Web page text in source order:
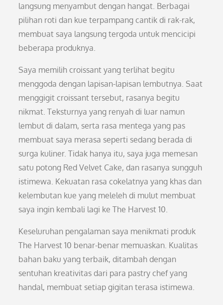
langsung menyambut dengan hangat. Berbagai
pilihan roti dan kue terpampang cantik di rak-rak,
membuat saya langsung tergoda untuk mencicipi
beberapa produknya.
Saya memilih croissant yang terlihat begitu
menggoda dengan lapisan-lapisan lembutnya. Saat
menggigit croissant tersebut, rasanya begitu
nikmat. Teksturnya yang renyah di luar namun
lembut di dalam, serta rasa mentega yang pas
membuat saya merasa seperti sedang berada di
surga kuliner. Tidak hanya itu, saya juga memesan
satu potong Red Velvet Cake, dan rasanya sungguh
istimewa. Kekuatan rasa cokelatnya yang khas dan
kelembutan kue yang meleleh di mulut membuat
saya ingin kembali lagi ke The Harvest 10.
Keseluruhan pengalaman saya menikmati produk
The Harvest 10 benar-benar memuaskan. Kualitas
bahan baku yang terbaik, ditambah dengan
sentuhan kreativitas dari para pastry chef yang
handal, membuat setiap gigitan terasa istimewa.